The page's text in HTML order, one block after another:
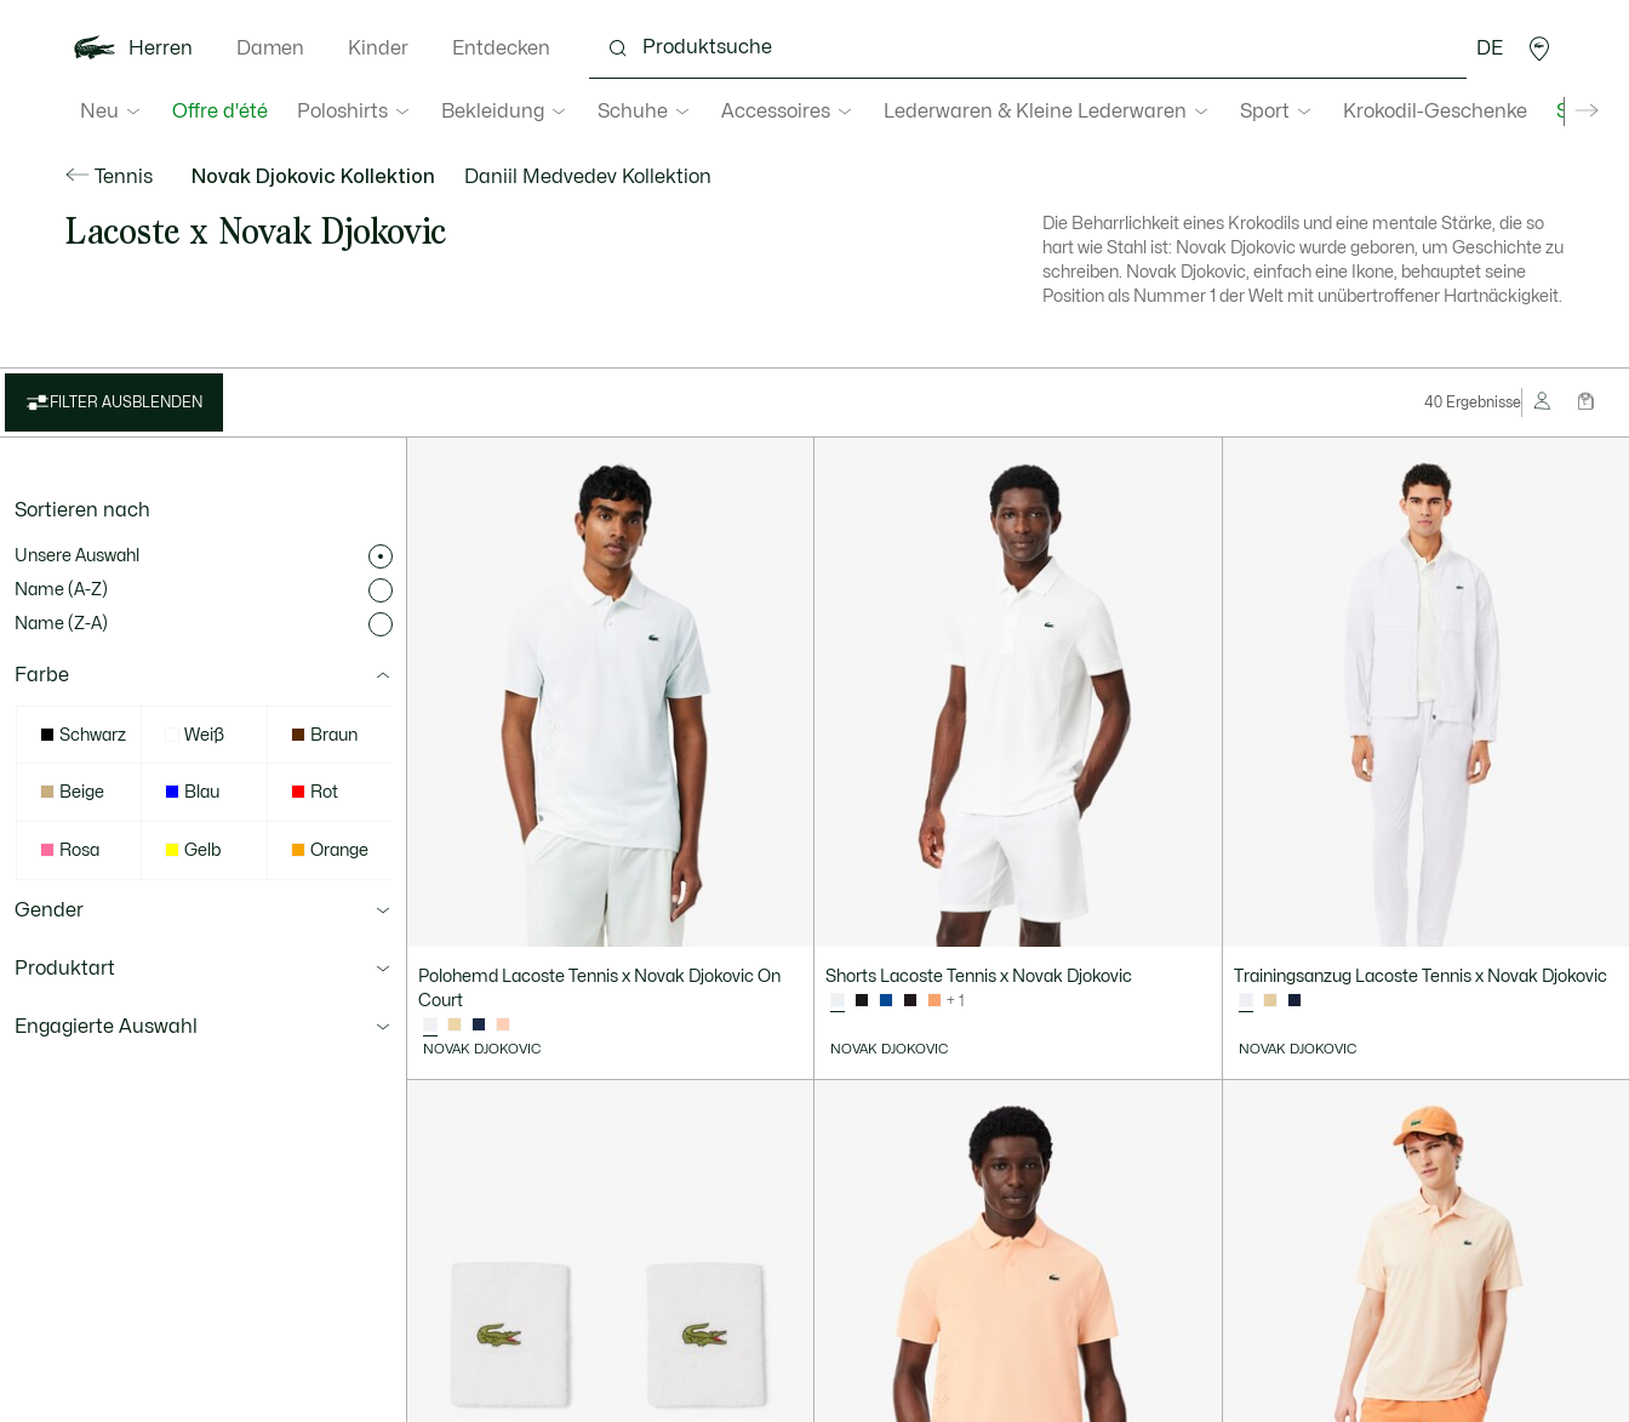
Herren
Neu Offre d'été Poloshirts Bekleidung Schuhe Accessoires Lederwaren & Kleine Lederwaren Sport Krokodil-Geschenke
Damen Kinder Entdecken DE
Tennis Novak Djokovic Kollektion Daniil Medvedev Kollektion
Lacoste x Novak Djokovic
Die Beharrlichkeit eines Krokodils und eine mentale Stärke, die so
hart wie Stahl ist: Novak Djokovic wurde geboren, um Geschichte zu
schreiben. Novak Djokovic, einfach eine Ikone, behauptet seine
Position als Nummer 1 der Welt mit unübertroffener Hartnäckigkeit.
FILTER AUSBLENDEN 40 Ergebnisse
Sortieren nach
Unsere Auswahl
Name (A-Z)
Name (Z-A)
Farbe
Schwarz Weiß Braun
Beige Blau Rot
Rosa Gelb Orange
Gender
Produktart
Engagierte Auswahl
Polohemd Lacoste Tennis x Novak Djokovic On
Court
NOVAK DJOKOVIC
Shorts Lacoste Tennis x Novak Djokovic
+ 1
NOVAK DJOKOVIC
Trainingsanzug Lacoste Tennis x Novak Djokovic
NOVAK DJOKOVIC